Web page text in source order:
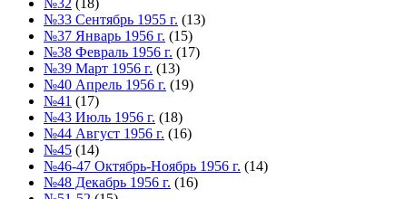
№33 Сентябрь 1955 г. (13)
№37 Январь 1956 г. (15)
№38 Февраль 1956 г. (17)
№39 Март 1956 г. (13)
№40 Апрель 1956 г. (19)
№41 (17)
№43 Июль 1956 г. (18)
№44 Август 1956 г. (16)
№45 (14)
№46-47 Октябрь-Ноябрь 1956 г. (14)
№48 Декабрь 1956 г. (16)